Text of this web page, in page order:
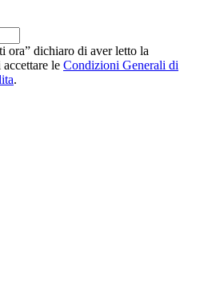
ora” dichiaro di aver letto la
accettare le Condizioni Generali di
.